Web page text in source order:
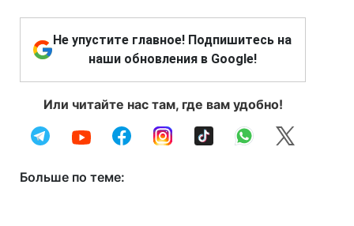
Не упустите главное! Подпишитесь на
наши обновления в Google!
Или читайте нас там, где вам удобно!
Больше по теме: